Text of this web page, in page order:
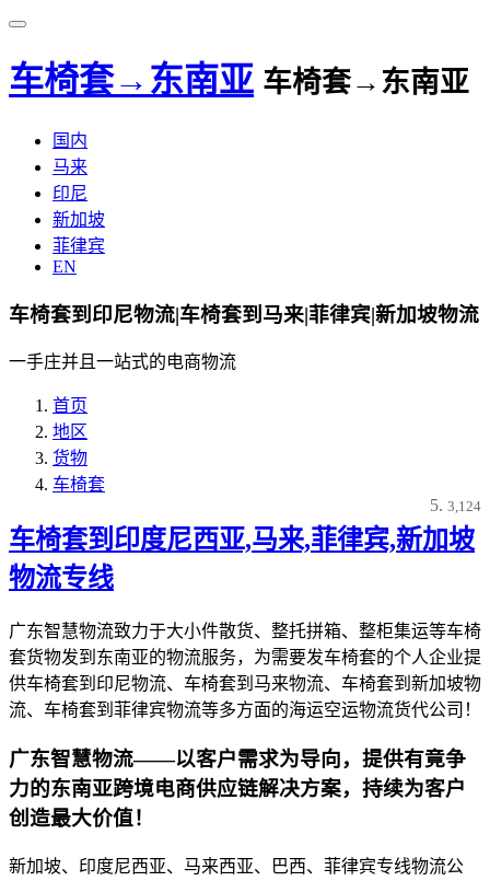
车椅套→东南亚 车椅套→东南亚
国内
马来
印尼
新加坡
菲律宾
EN
车椅套到印尼物流|车椅套到马来|菲律宾|新加坡物流
一手庄并且一站式的电商物流
首页
地区
货物
车椅套
3,124
车椅套到印度尼西亚,马来,菲律宾,新加坡
物流专线
广东智慧物流致力于大小件散货、整托拼箱、整柜集运等车椅
套货物发到东南亚的物流服务，为需要发车椅套的个人企业提
供车椅套到印尼物流、车椅套到马来物流、车椅套到新加坡物
流、车椅套到菲律宾物流等多方面的海运空运物流货代公司！
广东智慧物流——以客户需求为导向，提供有竟争
力的东南亚跨境电商供应链解决方案，持续为客户
创造最大价值！
新加坡、印度尼西亚、马来西亚、巴西、菲律宾专线物流公